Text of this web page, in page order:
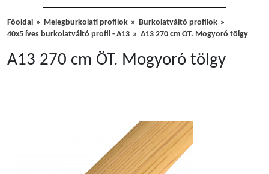
Főoldal Melegburkolati profilok
Burkolatváltó profilok
40x5 íves burkolatváltó profil - A13
A13 270 cm ÖT. Mogyoró tölgy
A13 270 cm ÖT. Mogyoró tölgy